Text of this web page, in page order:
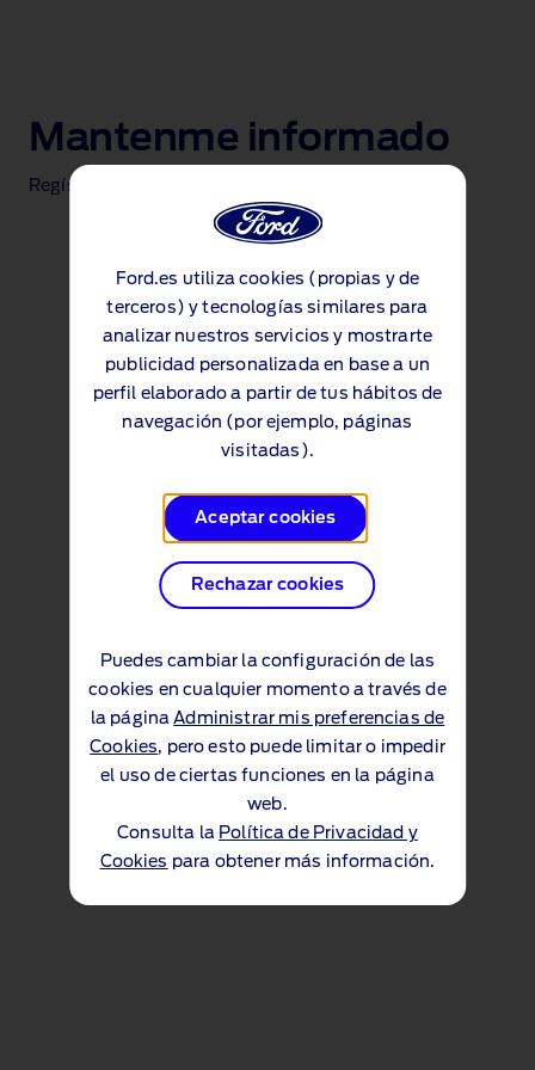
Ford.es utiliza cookies (propias y de
terceros) y tecnologías similares para
analizar nuestros servicios y mostrarte
publicidad personalizada en base a un
perfil elaborado a partir de tus hábitos de
navegación (por ejemplo, páginas
visitadas).
Aceptar cookies
Rechazar cookies
Puedes cambiar la configuración de las
cookies en cualquier momento a través de
la páginaAdministrar mis preferencias de
Cookies, pero esto puede limitar o impedir
el uso de ciertas funciones en la página
web.
Consulta la Política de Privacidad y
Cookies para obtener más información.
Mantenme informado
Regístrate y mantente al día sobre este Ford